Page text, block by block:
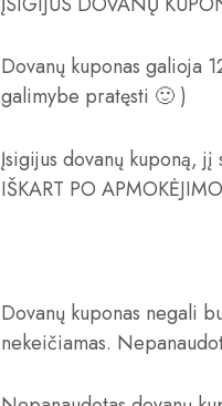
Dovanų kuponas galioja
galimybe pratęsti 🙂 )
Įsigijus dovanų kuponą, jį
IŠKART PO
Dovanų kuponas negali
nekeičiamas.